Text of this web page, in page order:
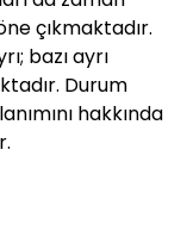
çıkmaktadır.
bazı ayrı
Durum
hakkında